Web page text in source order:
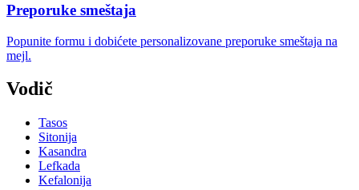
Preporuke smeštaja
Popunite formu i dobićete personalizovane preporuke smeštaja na
mejl.
Vodič
Tasos
Sitonija
Kasandra
Lefkada
Kefalonija